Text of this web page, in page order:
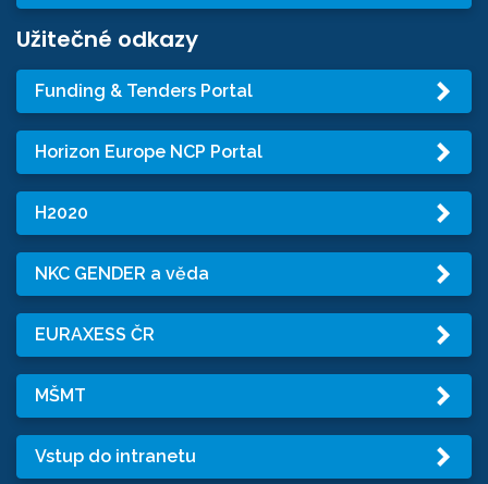
Užitečné odkazy
Funding & Tenders Portal
Horizon Europe NCP Portal
H2020
NKC GENDER a věda
EURAXESS ČR
MŠMT
Vstup do intranetu